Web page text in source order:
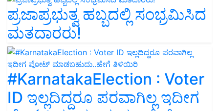
ಪ್ರಜಾಪ್ರಭುತ್ವ ಹಬ್ಬದಲ್ಲಿ ಸಂಭ್ರಮಿಸಿದ
ಮತದಾರರು!
#KarnatakaElection : Voter
ID ಇಲ್ಲದಿದ್ದರೂ ಪರವಾಗಿಲ್ಲ ಇದೀಗ